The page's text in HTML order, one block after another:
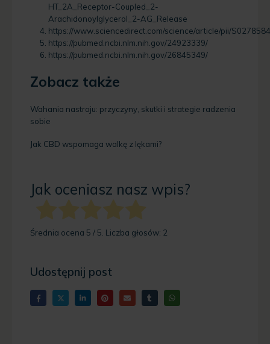
HT_2A_Receptor-Coupled_2-
Arachidonoylglycerol_2-AG_Release
https://www.sciencedirect.com/science/article/pii/
https://pubmed.ncbi.nlm.nih.gov/24923339/
https://pubmed.ncbi.nlm.nih.gov/26845349/
Zobacz także
Wahania nastroju: przyczyny, skutki i strategie radzenia
sobie
Jak CBD wspomaga walkę z lękami?
Jak oceniasz nasz wpis?
Średnia ocena 5 / 5. Liczba głosów: 2
Udostępnij post